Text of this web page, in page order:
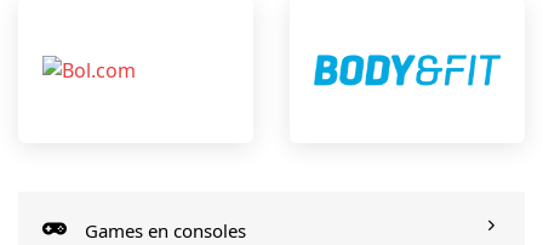
Games en consoles